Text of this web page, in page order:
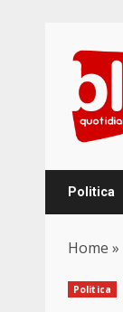
content
Politica
Home »
Politica